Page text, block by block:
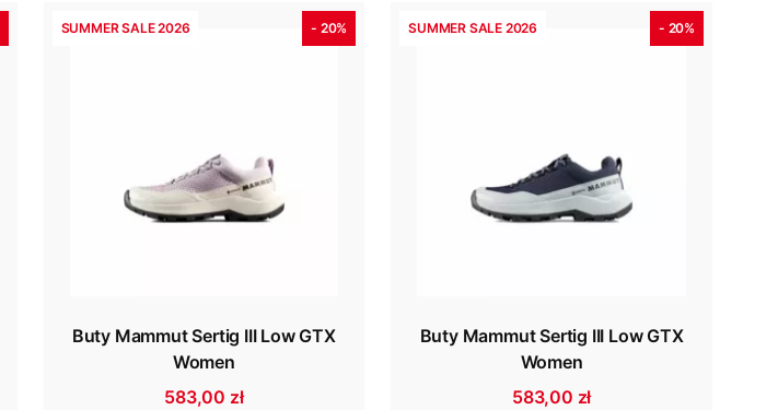
SUMMER SALE 2026 - 20%
Buty Mammut Sertig III Low GTX
Women
583,00 zł
SUMMER SALE 2026 - 20%
Buty Mammut Sertig III Low GTX
Women
583,00 zł